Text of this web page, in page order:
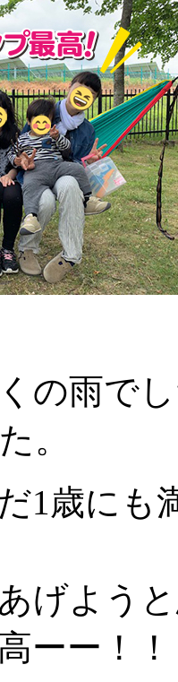
の雨で
。
1歳にも
げよう
ーー！！